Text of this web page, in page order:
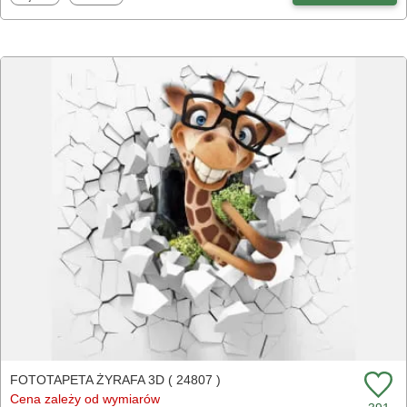
FOTOTAPETA ŻYRAFA 3D ( 24807 )
Cena zależy od wymiarów